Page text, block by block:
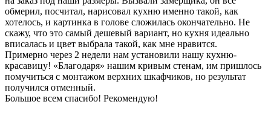
обмерил, посчитал, нарисовал кухню именно такой, как
хотелось, и картинка в голове сложилась окончательно. Не
скажу, что это самый дешевый вариант, но кухня идеально
вписалась и цвет выбрала такой, как мне нравится.
Примерно через 2 недели нам установили нашу кухню-
красавицу! «Благодаря» нашим кривым стенам, им пришлось
помучиться с монтажом верхних шкафчиков, но результат
получился отменный.
Большое всем спасибо! Рекомендую!